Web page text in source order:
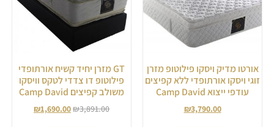
אורטו מדיק ויסקו פילוטופ מזרן
זוגי ויסקו אורתופדי ללא קפיצים
עודפי ייצוא Camp David
₪3,790.00
GT מזרן יחיד קשיח אורתופדי
פילוטופ דו צדדי לטקס וויסקו
משולב קפיצים Camp David
₪3,891.00
₪1,690.00